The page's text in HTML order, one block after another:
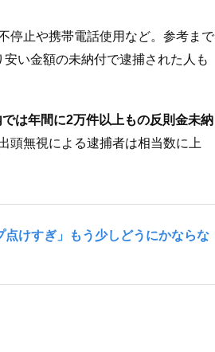
停止や携帯電話使用など。参考まで
い金額の未納付で逮捕された人も
は年間に2万件以上もの反則金未納
頭無視による逮捕者は相当数に上